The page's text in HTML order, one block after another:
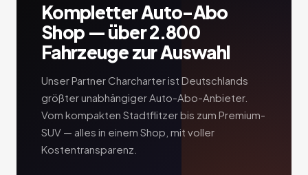
Kompletter Auto-Abo
Shop — über 2.800
Fahrzeuge zur Auswahl
Unser Partner Charcharter ist Deutschlands
größter unabhängiger Auto-Abo-Anbieter.
Vom kompakten Stadtflitzer bis zum Premium-
SUV — alles in einem Shop, mit voller
Kostentransparenz.